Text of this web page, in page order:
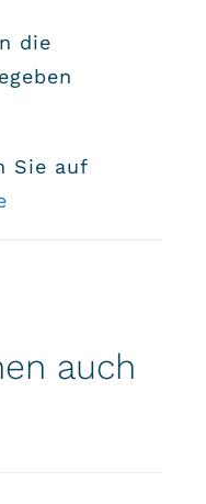
die
Sie auf
auch